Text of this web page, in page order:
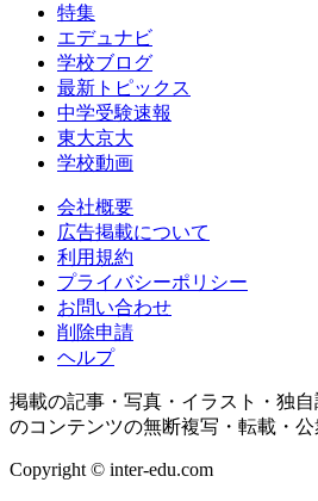
特集
エデュナビ
学校ブログ
最新トピックス
中学受験速報
東大京大
学校動画
会社概要
広告掲載について
利用規約
プライバシーポリシー
お問い合わせ
削除申請
ヘルプ
掲載の記事・写真・イラスト・独
のコンテンツの無断複写・転載・公
Copyright © inter-edu.com